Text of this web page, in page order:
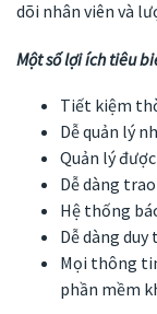
dõi nhân viên và
Một số lợi ích tiêu
Tiết kiệm
Dễ quản lý
Quản lý
Dễ dàng
Hệ thống
Dễ dàng
Mọi thông
phần mềm